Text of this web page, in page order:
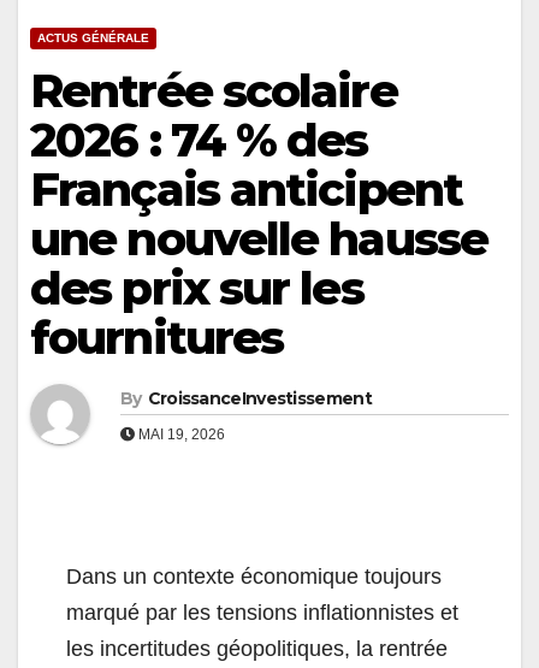
ACTUS GÉNÉRALE
Rentrée scolaire
2026 : 74 % des
Français anticipent
une nouvelle hausse
des prix sur les
fournitures
By CroissanceInvestissement
MAI 19, 2026
Dans un contexte économique toujours
marqué par les tensions inflationnistes et
les incertitudes géopolitiques, la rentrée